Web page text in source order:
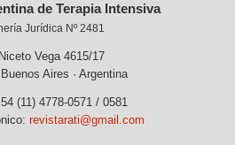
de Terapia Intensiva
Jurídica Nº 2481
Vega 4615/17
Aires · Argentina
(11) 4778-0571 / 0581
revistarati@gmail.com